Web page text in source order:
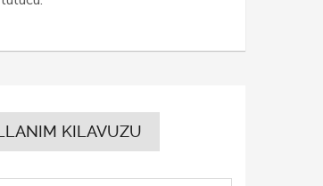
KILAVUZU